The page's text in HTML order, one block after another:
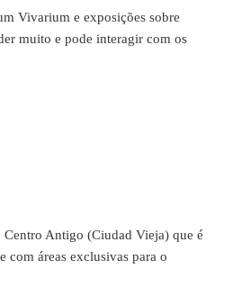
Vivarium e exposições sobre
muito e pode interagir com os
Centro Antigo (Ciudad Vieja) que é
com áreas exclusivas para o